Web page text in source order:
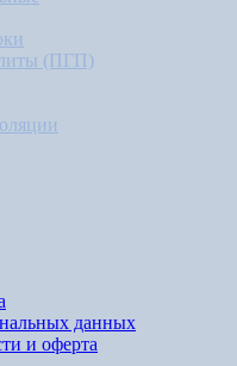
(ПГП)
данных
и оферта